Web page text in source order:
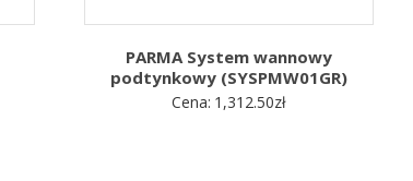
PARMA System wannowy
podtynkowy (SYSPMW01GR)
Cena: 1,312.50zł